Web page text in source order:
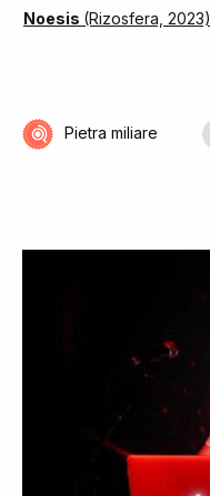
Noesis (Rizosfera, 2023)
Pietra miliare